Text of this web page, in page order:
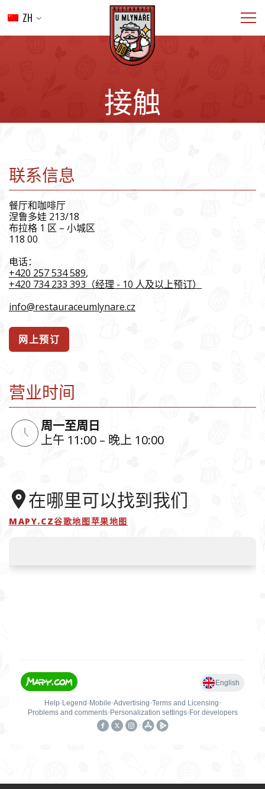
介绍
菜单
餐饮
画廊
ZH
接触
联系信息
餐厅和咖啡厅
涅鲁多娃 213/18
布拉格 1 区 – 小城区
118 00
电话：
+420 257 534 589,
+420 734 233 393（经理 - 10 人及以上预订）
info@restauraceumlynare.cz
网上预订
营业时间
周一至周日
上午 11:00 – 晚上 10:00
在哪里可以找到我们
MAPY.CZ谷歌地图苹果地图